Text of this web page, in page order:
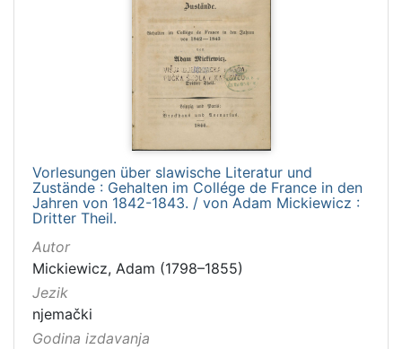
Vorlesungen über slawische Literatur und
Zustände : Gehalten im Collége de France in den
Jahren von 1842-1843. / von Adam Mickiewicz :
Dritter Theil.
Autor
Mickiewicz, Adam (1798–1855)
Jezik
njemački
Godina izdavanja